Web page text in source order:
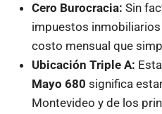
Cero Burocracia: Sin
impuestos
costo mensual que
Ubicación Triple A:
Mayo 680 significa
Montevideo y de los